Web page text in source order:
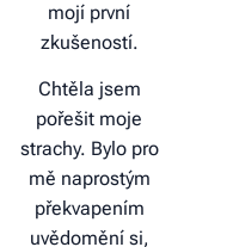
mojí první
zkušeností.
Chtěla jsem
pořešit moje
strachy. Bylo pro
mě naprostým
překvapením
uvědomění si,